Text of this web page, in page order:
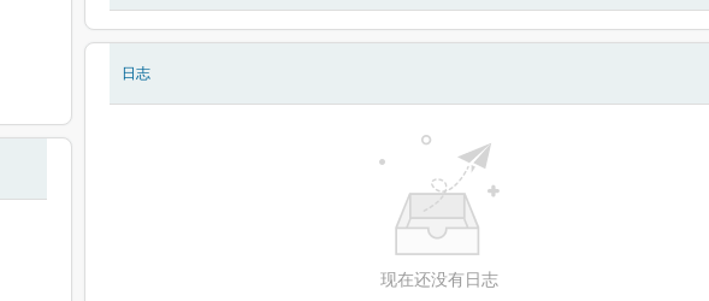
日志
现在还没有日志